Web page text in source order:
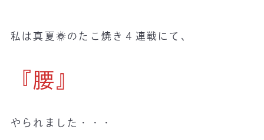
私は真夏☀️のたこ焼き４連戦にて、
『腰』
やられました・・・